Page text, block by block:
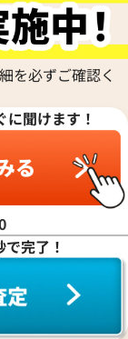
を必ずご確認く
に聞けます！
完了！